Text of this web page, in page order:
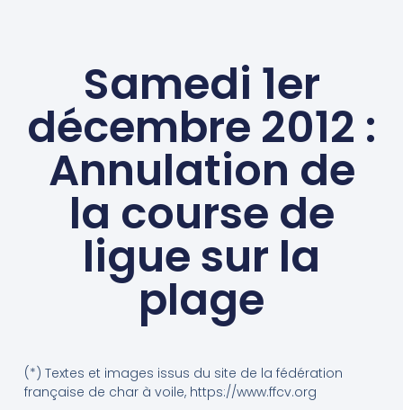
Samedi 1er
décembre 2012 :
Annulation de
la course de
ligue sur la
plage
(*) Textes et images issus du site de la fédération
française de char à voile, https://www.ffcv.org